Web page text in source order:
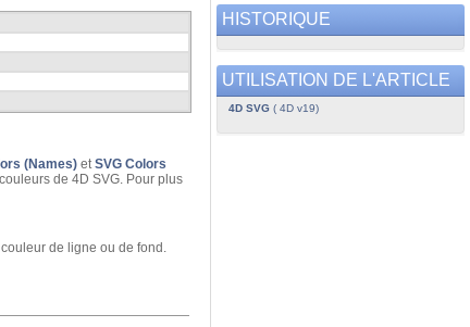
(Names) etSVG Colors
de 4D SVG. Pour plus
de ligne ou de fond.
HISTORIQUE
UTILISATION DE L'ARTICLE
4D SVG( 4D v19)